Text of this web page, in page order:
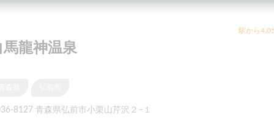
駅から
馬龍神温泉
8127 青森県弘前市小栗山芹沢２−１